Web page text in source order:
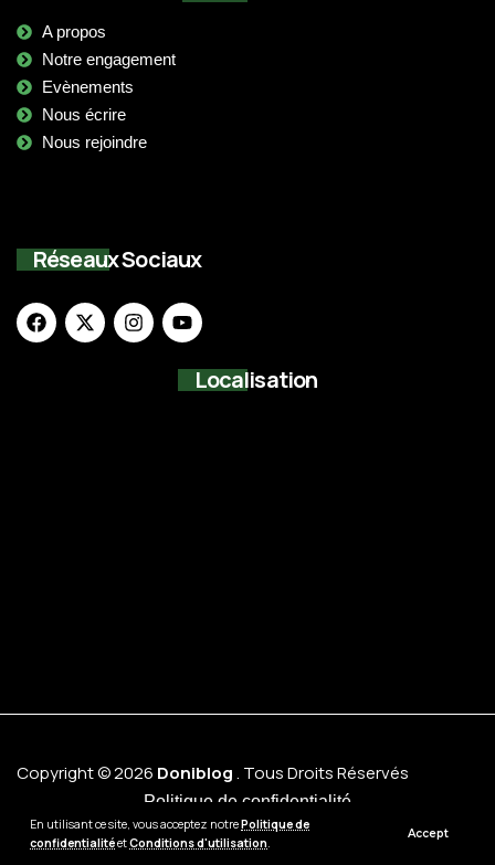
En utilisant ce site, vous acceptez notrePolitique de
confidentialitéetConditions d'utilisation.
Accept
A propos
Notre engagement
Evènements
Nous écrire
Nous rejoindre
Réseaux Sociaux
Localisation
Copyright © 2026 Doniblog. Tous Droits Réservés
Politique de confidentialité